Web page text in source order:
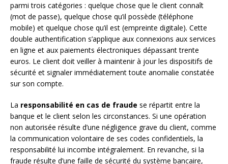
parmi trois catégories : quelque chose que le client connaît
(mot de passe), quelque chose qu’il possède (téléphone
mobile) et quelque chose qu’il est (empreinte digitale). Cette
double authentification s’applique aux connexions aux services
en ligne et aux paiements électroniques dépassant trente
euros. Le client doit veiller à maintenir à jour les dispositifs de
sécurité et signaler immédiatement toute anomalie constatée
sur son compte.
La responsabilité en cas de fraude se répartit entre la
banque et le client selon les circonstances. Si une opération
non autorisée résulte d’une négligence grave du client, comme
la communication volontaire de ses codes confidentiels, la
responsabilité lui incombe intégralement. En revanche, si la
fraude résulte d’une faille de sécurité du système bancaire,